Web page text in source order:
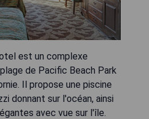
est un complexe
de Pacific Beach Park
Il propose une piscine
donnant sur l'océan, ainsi
avec vue sur l'île.